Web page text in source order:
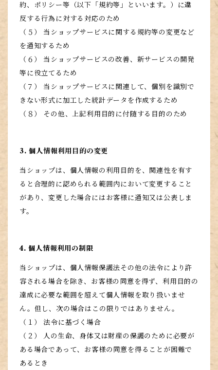
約、ポリシー等（以下「規約等」といいます。）に違
反する行為に対する対応のため
（５） 当ショップサービスに関する規約等の変更など
を通知するため
（６） 当ショップサービスの改善、新サービスの開発
等に役立てるため
（７） 当ショップサービスに関連して、個別を識別で
きない形式に加工した統計データを作成するため
（８） その他、上記利用目的に付随する目的のため
3. 個人情報利用目的の変更
当ショップは、個人情報の利用目的を、関連性を有す
ると合理的に認められる範囲内において変更すること
があり、変更した場合にはお客様に通知又は公表しま
す。
4. 個人情報利用の制限
当ショップは、個人情報保護法その他の法令により許
容される場合を除き、お客様の同意を得ず、利用目的の
達成に必要な範囲を超えて個人情報を取り扱いませ
ん。但し、次の場合はこの限りではありません。
（１） 法令に基づく場合
（２） 人の生命、身体又は財産の保護のために必要が
ある場合であって、お客様の同意を得ることが困難で
あるとき